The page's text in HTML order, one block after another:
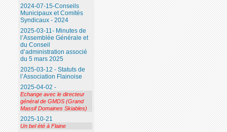
2024-07-15-Conseils
Municipaux et Comités
Syndicaux - 2024
2025-03-11- Minutes de
l’Assemblée Générale et
du Conseil
d’administration associé
du 5 mars 2025
2025-03-12 - Statuts de
l’Association Flainoise
2025-04-02 -
Echange avec le directeur
général de GMDS (Grand
Massif Domaines Skiables)
2025-10-21
Un bel été à Flaine